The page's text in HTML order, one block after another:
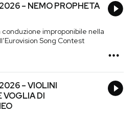
– NEMO PROPHETA
improponibile nella
Song Contest
– VIOLINI
VOGLIA DI